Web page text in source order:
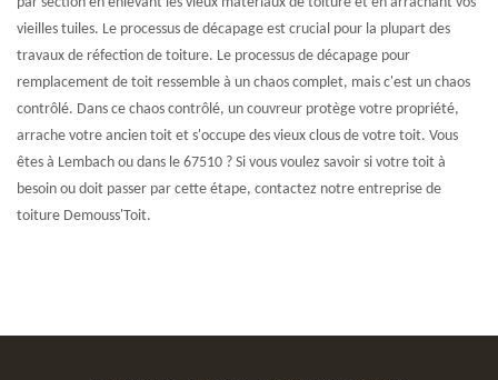
vieilles tuiles. Le processus de décapage est crucial pour la plupart des
travaux de réfection de toiture. Le processus de décapage pour
remplacement de toit ressemble à un chaos complet, mais c'est un chaos
contrôlé. Dans ce chaos contrôlé, un couvreur protège votre propriété,
arrache votre ancien toit et s'occupe des vieux clous de votre toit. Vous
êtes à Lembach ou dans le 67510 ? Si vous voulez savoir si votre toit à
besoin ou doit passer par cette étape, contactez notre entreprise de
toiture Demouss'Toit.